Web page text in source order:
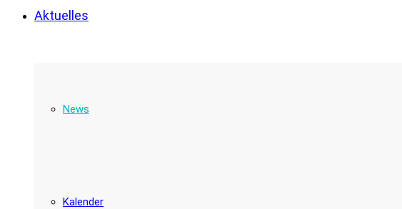
Aktuelles
News
Kalender